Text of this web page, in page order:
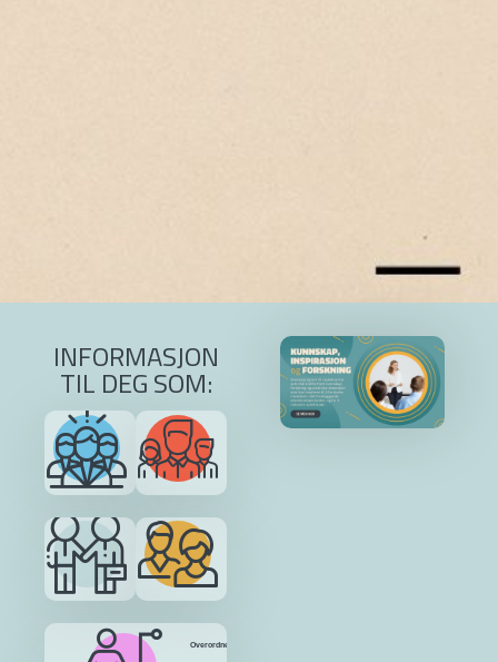
INFORMASJON
TIL DEG SOM:
Leder
Verneombud
Overordnet